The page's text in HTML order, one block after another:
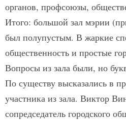
органов, профсоюзы,
Итого: большой зал мэрии
был полупустым. В жаркие
общественность и простые
Вопросы из зала были, но
По существу высказались в
участника из зала. Виктор
сопредседатель городского